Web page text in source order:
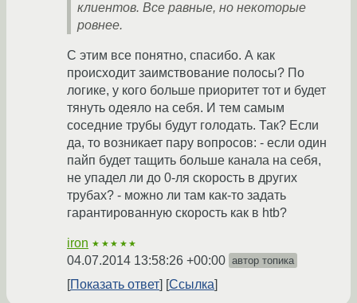
клиентов. Все равные, но некоторые
ровнее.
С этим все понятно, спасибо. А как
происходит заимствование полосы? По
логике, у кого больше приоритет тот и будет
тянуть одеяло на себя. И тем самым
соседние трубы будут голодать. Так? Если
да, то возникает пару вопросов: - если один
пайп будет тащить больше канала на себя,
не упадел ли до 0-ля скорость в других
трубах? - можно ли там как-то задать
гарантированную скорость как в htb?
iron ★★★★★
04.07.2014 13:58:26 +00:00 автор топика
Показать ответ Ссылка